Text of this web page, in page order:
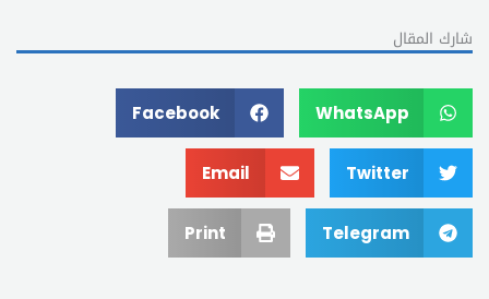
شارك المقال
WhatsApp
Facebook
Twitter
Email
Telegram
Print